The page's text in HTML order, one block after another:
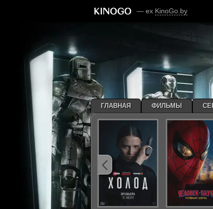
— ex KinoGo.by
ГЛАВНАЯ ФИЛЬМЫ